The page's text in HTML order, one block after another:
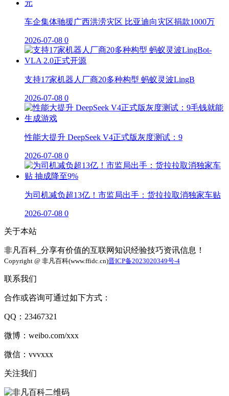
车企集体驰援广西洪涝灾区 比亚迪向灾区捐款1000万
2026-07-08 0
支持17家机器人厂商20多种构型 蚂蚁灵波LingB
2026-07-08 0
性能大提升 DeepSeek V4正式版灰度测试：9
2026-07-08 0
为司机减负超13亿！市监局出手：货拉拉取消独家车贴
2026-07-08 0
关于本站
非凡百科_分享有价值的互联网知识经验技巧资讯信息！
Copyright @ 非凡百科(www.ffidc.cn)晋ICP备2023020349号-4
联系我们
合作或咨询可通过如下方式：
QQ：23467321
微博：weibo.com/xxx
微信：vvvxxx
关注我们